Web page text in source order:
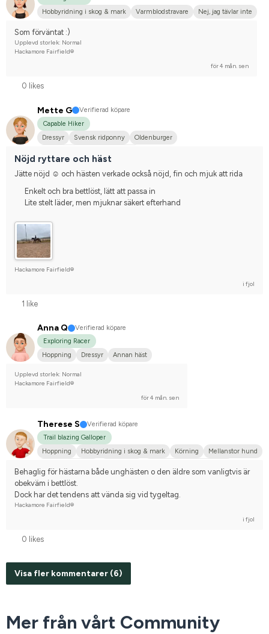
Hobbyridning i skog & mark
Varmblodstravare Nej, jag tävlar inte
Som förväntat :)
Upplevd storlek: Normal
Hackamore Fairfield®
för 4 mån. sen
0 likes
Mette G
Verifierad köpare
Capable Hiker
Dressyr
Svensk ridponny
Oldenburger
Nöjd ryttare och häst
Jätte nöjd ☺️ och hästen verkade också nöjd, fin och mjuk att rida
Enkelt och bra bettlöst, lätt att passa in
Lite stelt läder, men mjuknar säkert efterhand
Hackamore Fairfield®
i fjol
1 like
Anna Q
Verifierad köpare
Exploring Racer
Hoppning
Dressyr Annan häst
Upplevd storlek: Normal
Hackamore Fairfield®
för 4 mån. sen
Therese S
Verifierad köpare
Trail blazing Galloper
Hoppning
Hobbyridning i skog & mark Körning
Mellanstor hund
Behaglig för hästarna både unghästen o den äldre som vanligtvis är
obekväm i bettlöst.
Dock har det tendens att vända sig vid tygeltag.
Hackamore Fairfield®
i fjol
0 likes
Visa fler kommentarer (6)
Mer från vårt Community